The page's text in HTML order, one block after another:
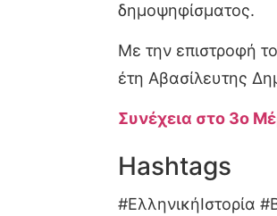
δημοψηφίσματος.
Με την επιστροφή
έτη Αβασίλευτης
Συνέχεια στο 3ο
Hashtags
#ΕλληνικήΙστορία